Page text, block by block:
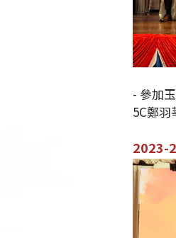
- 參加
5C鄭
2023-